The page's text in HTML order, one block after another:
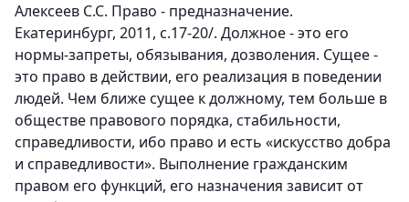
Алексеев С.С. Право - предназначение.
Екатеринбург, 2011, с.17-20/. Должное - это его
нормы-запреты, обязывания, дозволения. Сущее -
это право в действии, его реализация в поведении
людей. Чем ближе сущее к должному, тем больше в
обществе правового порядка, стабильности,
справедливости, ибо право и есть «искусство добра
и справедливости». Выполнение гражданским
правом его функций, его назначения зависит от